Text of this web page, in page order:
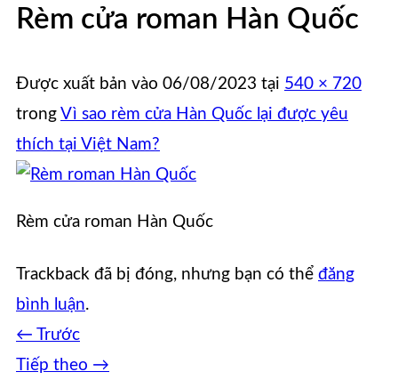
Rèm cửa roman Hàn Quốc
Được xuất bản vào 06/08/2023 tại 540 × 720
trong Vì sao rèm cửa Hàn Quốc lại được yêu
thích tại Việt Nam?
Rèm cửa roman Hàn Quốc
Trackback đã bị đóng, nhưng bạn có thể đăng
bình luận.
← Trước
Tiếp theo →